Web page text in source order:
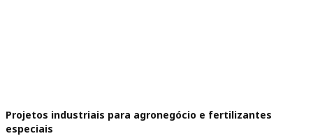
Projetos industriais para agronegócio e fertilizantes
especiais